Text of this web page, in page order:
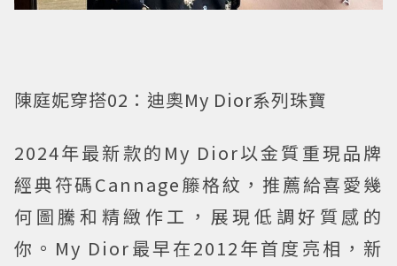
陳庭妮穿搭02：迪奧My Dior系列珠寶
2024年最新款的My Dior以金質重現品牌
經典符碼Cannage籐格紋，推薦給喜愛幾
何圖騰和精緻作工，展現低調好質感的
你。My Dior最早在2012年首度亮相，新